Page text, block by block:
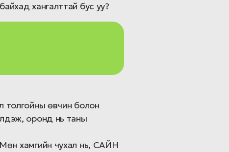
хангалттай бус уу?
толгойны өвчин болон
оронд нь таны
Мөн хамгийн чухал нь, САЙН